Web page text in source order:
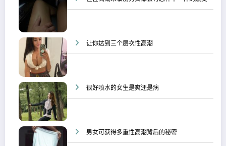
让你达到三个层次性高潮
很好喷水的女生是爽还是病
男女可获得多重性高潮背后的秘密